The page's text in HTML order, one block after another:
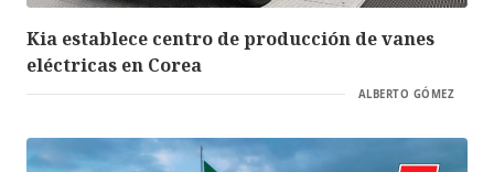
Kia establece centro de producción de vanes
eléctricas en Corea
ALBERTO GÓMEZ